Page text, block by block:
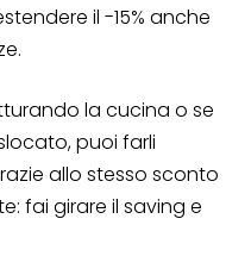
il -15% anche
la cucina o se
puoi farli
allo stesso sconto
fai girare il saving e